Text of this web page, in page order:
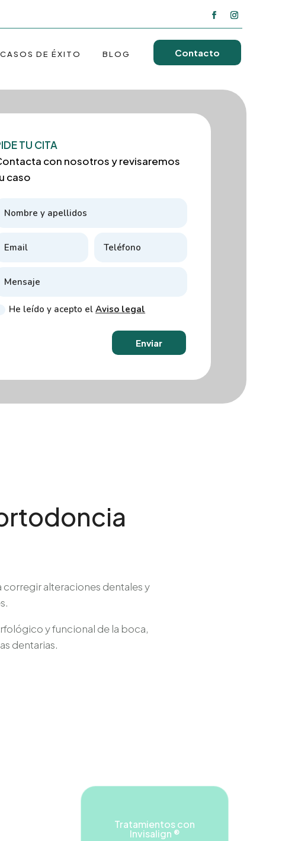
CASOS DE ÉXITO BLOG Contacto
TU CITA
con nosotros y revisaremos
caso
He leído y acepto elAviso legal
Enviar
alteraciones dentales y
y funcional de la boca,
dentarias.
Tratamientos con
Invisalign ®